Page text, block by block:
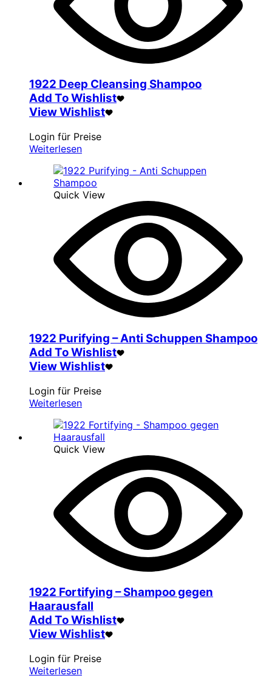
1922 Deep Cleansing Shampoo
Add To Wishlist
View Wishlist
Login für Preise
Weiterlesen
Quick View
1922 Purifying – Anti Schuppen Shampoo
Add To Wishlist
View Wishlist
Login für Preise
Weiterlesen
Quick View
1922 Fortifying – Shampoo gegen
Haarausfall
Add To Wishlist
View Wishlist
Login für Preise
Weiterlesen